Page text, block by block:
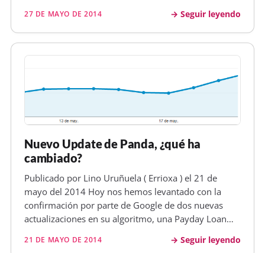
resultados de un mismo dominio en la primera
página de las serps. Ahora leo que Mat…
27 DE MAYO DE 2014 Seguir leyendo
Nuevo Update de Panda, ¿qué ha
cambiado?
Publicado por Lino Uruñuela ( Errioxa ) el 21 de
mayo del 2014 Hoy nos hemos levantado con la
confirmación por parte de Google de dos nuevas
actualizaciones en su algoritmo, una Payday Loan
búsquedas suelen ser temas de porno de de "cómo
21 DE MAYO DE 2014 Seguir leyendo